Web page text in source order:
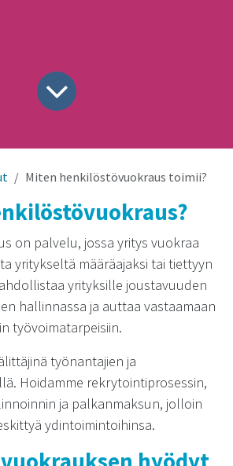
Miten henkilöstövuokraus toimii?
on palvelu, jossa yritys vuokraa
yritykseltä määräajaksi tai tiettyyn
yrityksille joustavuuden
hallinnassa ja auttaa vastaamaan
työvoimatarpeisiin.
työnantajien ja
Hoidamme rekrytointiprosessin,
ja palkanmaksun, jolloin
ydintoimintoihinsa.